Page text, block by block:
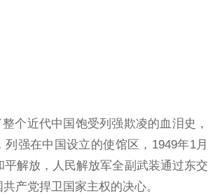
个近代中国饱受列强欺凌的血泪史，
在中国设立的使馆区，1949年1月
平解放，人民解放军全副武装通过东交
产党捍卫国家主权的决心。